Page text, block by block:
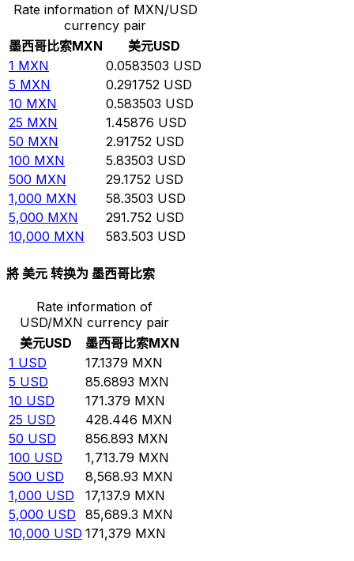
Rate information of MXN/USD
currency pair
墨西哥比索MXN 美元USD
1 MXN 0.0583503 USD
5 MXN 0.291752 USD
10 MXN 0.583503 USD
25 MXN 1.45876 USD
50 MXN 2.91752 USD
100 MXN 5.83503 USD
500 MXN 29.1752 USD
1,000 MXN 58.3503 USD
5,000 MXN 291.752 USD
10,000 MXN 583.503 USD
將 美元 转换为 墨西哥比索
Rate information of
USD/MXN currency pair
美元USD 墨西哥比索MXN
1 USD 17.1379 MXN
5 USD 85.6893 MXN
10 USD 171.379 MXN
25 USD 428.446 MXN
50 USD 856.893 MXN
100 USD 1,713.79 MXN
500 USD 8,568.93 MXN
1,000 USD 17,137.9 MXN
5,000 USD 85,689.3 MXN
10,000 USD 171,379 MXN